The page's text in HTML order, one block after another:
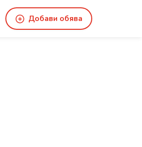
Добави обява